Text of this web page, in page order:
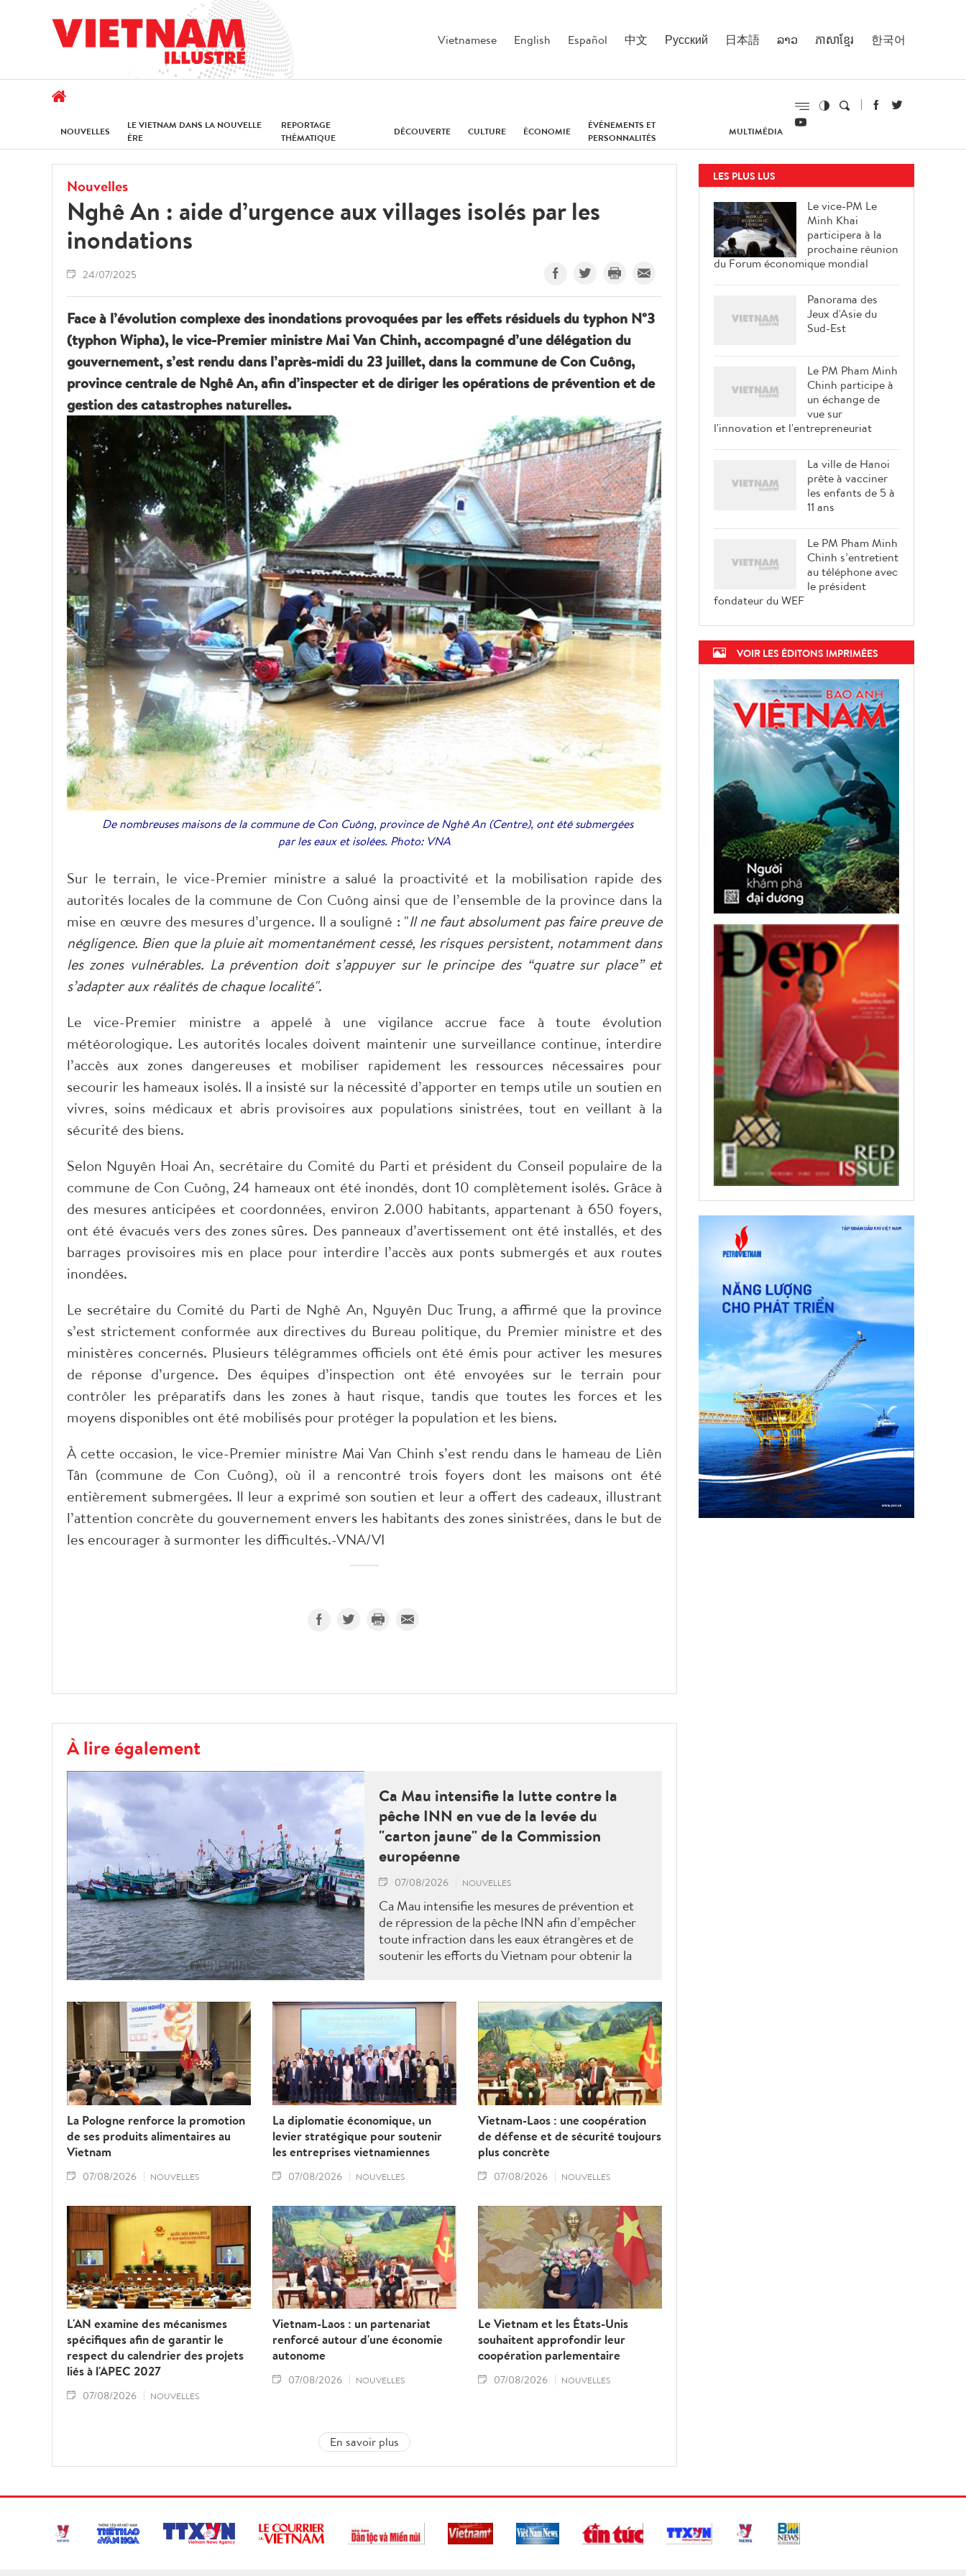
Vietnamese English Español 中文 Русский 日本語 ລາວ ភាសាខ្មែរ 한국어
NOUVELLES
LE VIETNAM DANS LA NOUVELLE
ÈRE
REPORTAGE
THÉMATIQUE
DÉCOUVERTE CULTURE ÉCONOMIE
ÉVÉNEMENTS ET
PERSONNALITÉS
MULTIMÉDIA
Nouvelles
Nghê An : aide d’urgence aux villages isolés par les
inondations
24/07/2025
Face à l’évolution complexe des inondations provoquées par les effets résiduels du typhon N°3
(typhon Wipha), le vice-Premier ministre Mai Van Chinh, accompagné d’une délégation du
gouvernement, s’est rendu dans l’après-midi du 23 juillet, dans la commune de Con Cuông,
province centrale de Nghê An, afin d’inspecter et de diriger les opérations de prévention et de
gestion des catastrophes naturelles.
De nombreuses maisons de la commune de Con Cuông, province de Nghê An (Centre), ont été submergées
par les eaux et isolées. Photo: VNA
Sur le terrain, le vice-Premier ministre a salué la proactivité et la mobilisation rapide des
autorités locales de la commune de Con Cuông ainsi que de l’ensemble de la province dans la
mise en œuvre des mesures d’urgence. Il a souligné : "Il ne faut absolument pas faire preuve de
négligence. Bien que la pluie ait momentanément cessé, les risques persistent, notamment dans
les zones vulnérables. La prévention doit s’appuyer sur le principe des “quatre sur place” et
s’adapter aux réalités de chaque localité".
Le vice-Premier ministre a appelé à une vigilance accrue face à toute évolution
météorologique. Les autorités locales doivent maintenir une surveillance continue, interdire
l’accès aux zones dangereuses et mobiliser rapidement les ressources nécessaires pour
secourir les hameaux isolés. Il a insisté sur la nécessité d’apporter en temps utile un soutien en
vivres, soins médicaux et abris provisoires aux populations sinistrées, tout en veillant à la
sécurité des biens.
Selon Nguyên Hoai An, secrétaire du Comité du Parti et président du Conseil populaire de la
commune de Con Cuông, 24 hameaux ont été inondés, dont 10 complètement isolés. Grâce à
des mesures anticipées et coordonnées, environ 2.000 habitants, appartenant à 650 foyers,
ont été évacués vers des zones sûres. Des panneaux d’avertissement ont été installés, et des
barrages provisoires mis en place pour interdire l’accès aux ponts submergés et aux routes
inondées.
Le secrétaire du Comité du Parti de Nghê An, Nguyên Duc Trung, a affirmé que la province
s’est strictement conformée aux directives du Bureau politique, du Premier ministre et des
ministères concernés. Plusieurs télégrammes officiels ont été émis pour activer les mesures
de réponse d’urgence. Des équipes d’inspection ont été envoyées sur le terrain pour
contrôler les préparatifs dans les zones à haut risque, tandis que toutes les forces et les
moyens disponibles ont été mobilisés pour protéger la population et les biens.
À cette occasion, le vice-Premier ministre Mai Van Chinh s’est rendu dans le hameau de Liên
Tân (commune de Con Cuông), où il a rencontré trois foyers dont les maisons ont été
entièrement submergées. Il leur a exprimé son soutien et leur a offert des cadeaux, illustrant
l’attention concrète du gouvernement envers les habitants des zones sinistrées, dans le but de
les encourager à surmonter les difficultés.-VNA/VI
À lire également
Ca Mau intensifie la lutte contre la
pêche INN en vue de la levée du
"carton jaune" de la Commission
européenne
07/08/2026 NOUVELLES
Ca Mau intensifie les mesures de prévention et
de répression de la pêche INN afin d’empêcher
toute infraction dans les eaux étrangères et de
soutenir les efforts du Vietnam pour obtenir la
La Pologne renforce la promotion
de ses produits alimentaires au
Vietnam
07/08/2026 NOUVELLES
La diplomatie économique, un
levier stratégique pour soutenir
les entreprises vietnamiennes
07/08/2026 NOUVELLES
Vietnam-Laos : une coopération
de défense et de sécurité toujours
plus concrète
07/08/2026 NOUVELLES
L'AN examine des mécanismes
spécifiques afin de garantir le
respect du calendrier des projets
liés à l'APEC 2027
07/08/2026 NOUVELLES
Vietnam-Laos : un partenariat
renforcé autour d'une économie
autonome
07/08/2026 NOUVELLES
Le Vietnam et les États-Unis
souhaitent approfondir leur
coopération parlementaire
07/08/2026 NOUVELLES
En savoir plus
LES PLUS LUS
Le vice-PM Le
Minh Khai
participera à la
prochaine réunion
du Forum économique mondial
Panorama des
Jeux d'Asie du
Sud-Est
Le PM Pham Minh
Chinh participe à
un échange de
vue sur
l'innovation et l'entrepreneuriat
La ville de Hanoi
prête à vacciner
les enfants de 5 à
11 ans
Le PM Pham Minh
Chinh s’entretient
au téléphone avec
le président
fondateur du WEF
VOIR LES ÉDITONS IMPRIMÉES